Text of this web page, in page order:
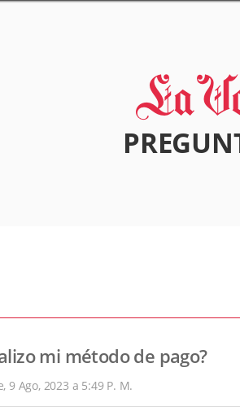
mi método de pago?
9 Ago, 2023 a 5:49 P. M.